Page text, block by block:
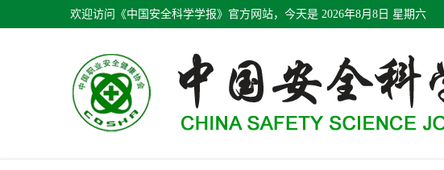
欢迎访问《中国安全科学学报》官方网站，今天是 2026年8月8日 星期六